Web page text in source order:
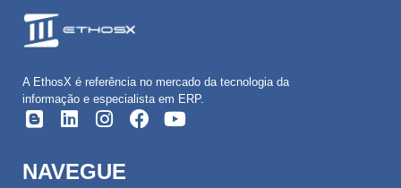
A EthosX é referência no mercado da tecnologia da
informação e especialista em ERP.
NAVEGUE